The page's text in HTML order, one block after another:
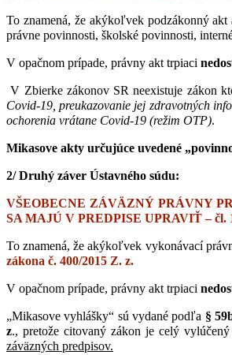
To znamená, že akýkoľvek podzákonný
právne povinnosti, školské povinnosti,
V opačnom prípade, právny akt trpiaci
V Zbierke zákonov SR neexistuje zákon
Covid-19, preukazovanie jej zdravotných
ochorenia vrátane Covid-19 (režim OTP).
Mikasove akty určujúce uvedené
2/ Druhý záver Ústavného súdu:
VŠEOBECNE ZÁVÄZNÝ PRÁVNY
SA MAJÚ V PREDPISE UPRAVIŤ – čl.
To znamená, že akýkoľvek vykonávací
zákona č. 400/2015 Z. z.
V opačnom prípade, právny akt trpiaci
„Mikasove vyhlášky“ sú vydané podľa §
z., pretože citovaný zákon je celý
záväzných predpisov.